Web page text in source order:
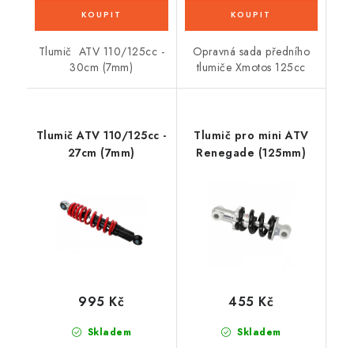
Tlumič ATV 110/125cc -
30cm (7mm)
Opravná sada předního
tlumiče Xmotos 125cc
Tlumič ATV 110/125cc -
27cm (7mm)
Skladem
995 Kč
Tlumič pro mini ATV
Renegade (125mm)
Skladem
455 Kč